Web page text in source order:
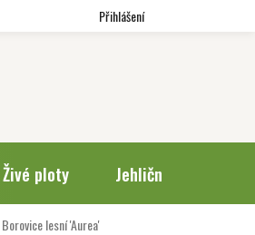
Přihlášení
Živé ploty Jehličnany
Borovice lesní 'Aurea'